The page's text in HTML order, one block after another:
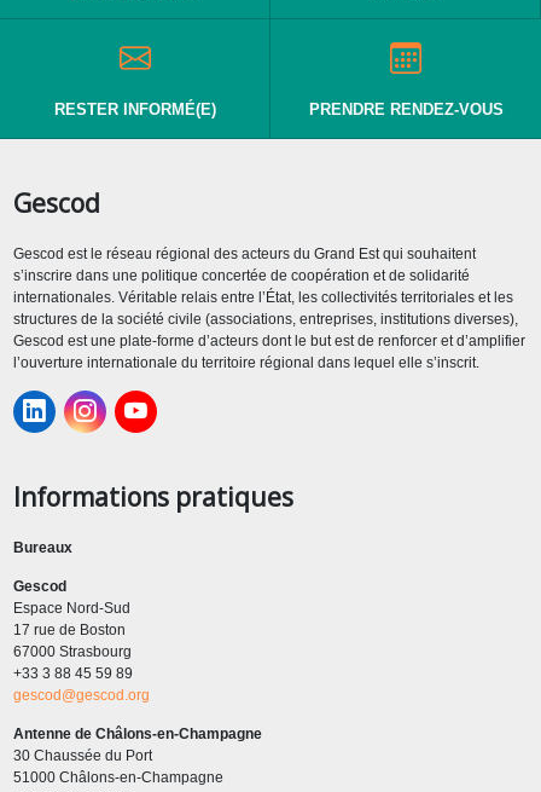
RESTER INFORMÉ(E) PRENDRE RENDEZ-VOUS
Gescod
Gescod est le réseau régional des acteurs du Grand Est qui souhaitent
s’inscrire dans une politique concertée de coopération et de solidarité
internationales. Véritable relais entre l’État, les collectivités territoriales et les
structures de la société civile (associations, entreprises, institutions diverses),
Gescod est une plate-forme d’acteurs dont le but est de renforcer et d’amplifier
l’ouverture internationale du territoire régional dans lequel elle s’inscrit.
Informations pratiques
Bureaux
Gescod
Espace Nord-Sud
17 rue de Boston
67000 Strasbourg
+33 3 88 45 59 89
gescod@gescod.org
Antenne de Châlons-en-Champagne
30 Chaussée du Port
51000 Châlons-en-Champagne